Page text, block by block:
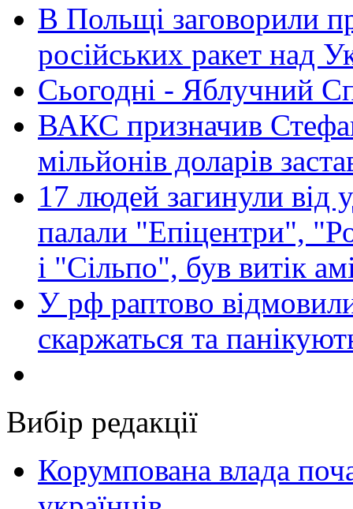
В Польщі заговорили
російських ракет над
Сьогодні - Яблучний
ВАКС призначив
мільйонів доларів
17 людей загинули від
палали "Епіцентри",
і "Сільпо", був витік
У рф раптово
скаржаться та
Вибір редакції
Корумпована влада